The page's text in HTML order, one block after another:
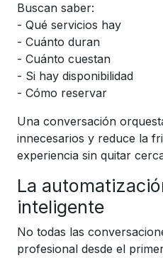
Buscan saber:
- Qué servicios hay
- Cuánto duran
- Cuánto cuestan
- Si hay disponibilidad
- Cómo reservar
Una conversación
innecesarios y reduce la
experiencia sin quitar
La
inteligente
No todas las
profesional desde el